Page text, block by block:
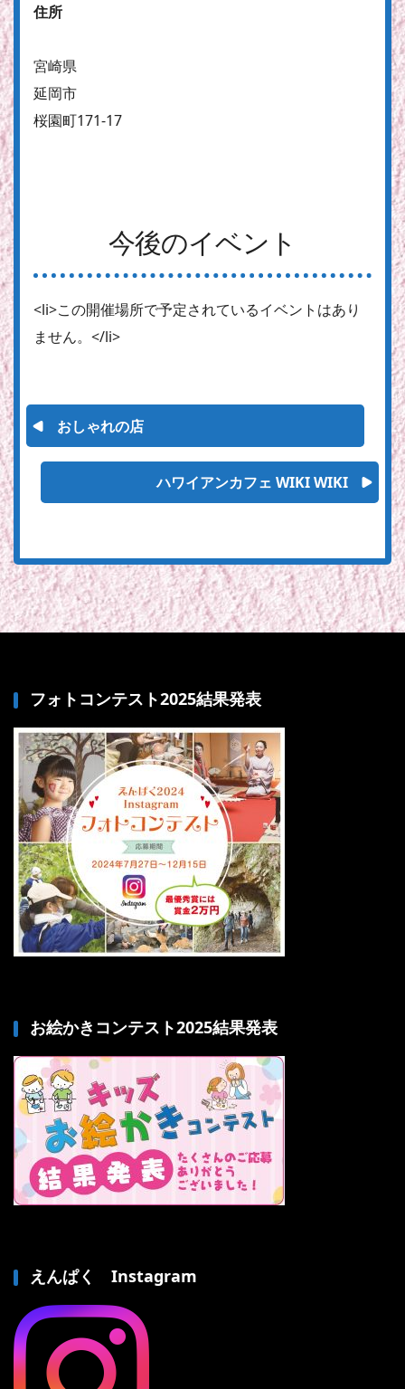
住所
宮崎県
延岡市
桜園町171-17
今後のイベント
<li>この開催場所で予定されているイベントはあり
ません。</li>
おしゃれの店
ハワイアンカフェ WIKI WIKI
フォトコンテスト2025結果発表
お絵かきコンテスト2025結果発表
えんぱく Instagram